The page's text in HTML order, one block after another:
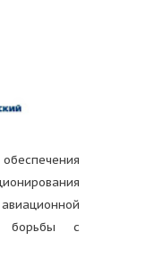
борьбы с